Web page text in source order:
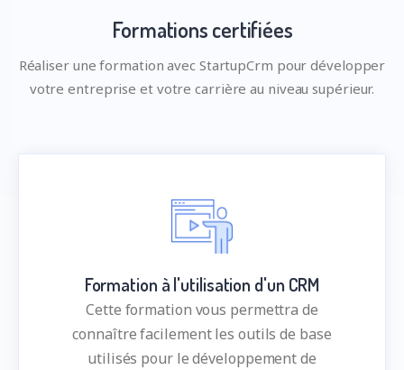
Formations certifiées
Réaliser une formation avec StartupCrm pour développer
votre entreprise et votre carrière au niveau supérieur.
Formation à l'utilisation d'un CRM
Cette formation vous permettra de
connaître facilement les outils de base
utilisés pour le développement de